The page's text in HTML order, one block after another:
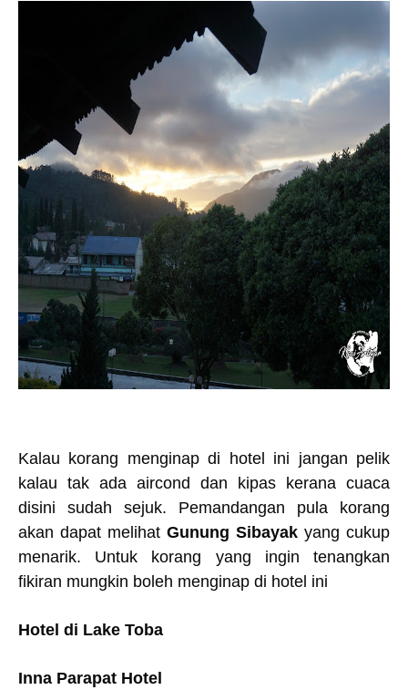
Kalau korang menginap di hotel ini jangan pelik
kalau tak ada aircond dan kipas kerana cuaca
disini sudah sejuk. Pemandangan pula korang
akan dapat melihat Gunung Sibayak yang cukup
menarik. Untuk korang yang ingin tenangkan
fikiran mungkin boleh menginap di hotel ini
Hotel di Lake Toba
Inna Parapat Hotel